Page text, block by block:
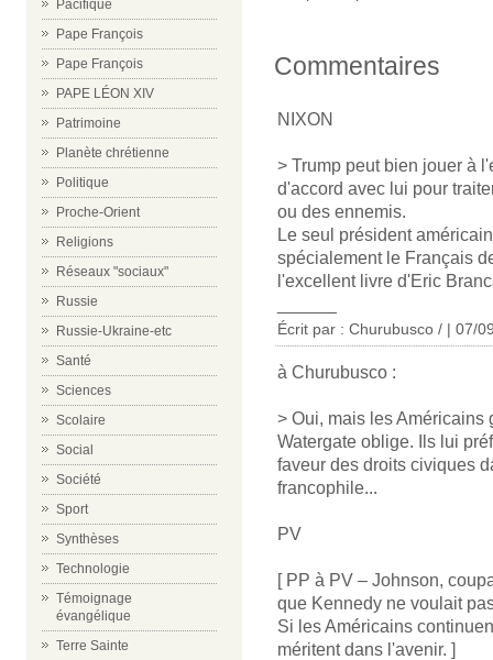
Pacifique
Pape François
Pape François
PAPE LÉON XIV
Patrimoine
Planète chrétienne
Politique
Proche-Orient
Religions
Réseaux "sociaux"
Russie
Russie-Ukraine-etc
Santé
Sciences
Scolaire
Social
Société
Sport
Synthèses
Technologie
Témoignage
évangélique
Terre Sainte
Commentaires
NIXON
> Trump peut bien jouer à
d'accord avec lui pour
ou des ennemis.
Le seul président
spécialement le Français
l'excellent livre d'Eric
Écrit par : Churubusco / | 07/
à Churubusco :
> Oui, mais les Américains
Watergate oblige. Ils lui
faveur des droits civiques
francophile...
PV
[ PP à PV – Johnson,
que Kennedy ne voulait
Si les Américains
méritent dans l'avenir. ]